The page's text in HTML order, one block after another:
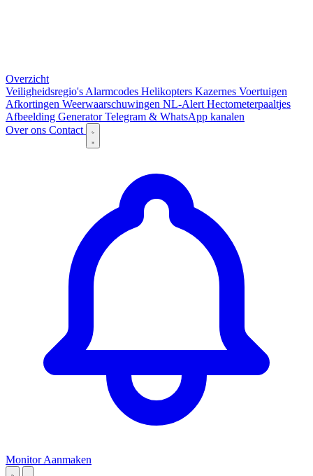
Overzicht
Veiligheidsregio's Alarmcodes Helikopters Kazernes Voertuigen
Afkortingen Weerwaarschuwingen NL-Alert Hectometerpaaltjes
Afbeelding GeneratorTelegram & WhatsApp kanalen
Over ons Contact
Monitor Aanmaken